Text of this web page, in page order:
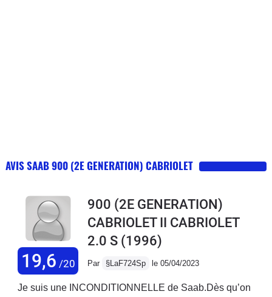
AVIS SAAB 900 (2E GENERATION) CABRIOLET
19,6 /20
900 (2E GENERATION)
CABRIOLET II CABRIOLET
2.0 S (1996)
Par §LaF724Sp le 05/04/2023
Je suis une INCONDITIONNELLE de Saab.Dès qu’on